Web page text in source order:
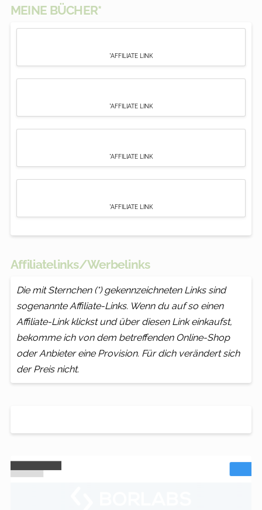
MEINE BÜCHER*
*AFFILIATE LINK
*AFFILIATE LINK
*AFFILIATE LINK
*AFFILIATE LINK
Affiliatelinks/Werbelinks
Die mit Sternchen (*) gekennzeichneten Links sind
sogenannte Affiliate-Links. Wenn du auf so einen
Affiliate-Link klickst und über diesen Link einkaufst,
bekomme ich von dem betreffenden Online-Shop
oder Anbieter eine Provision. Für dich verändert sich
der Preis nicht.